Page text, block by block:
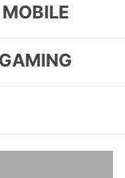
MOBILE
GAMING